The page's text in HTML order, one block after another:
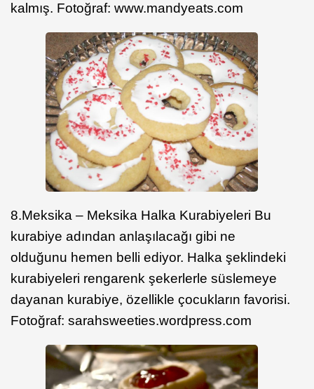
kalmış. Fotoğraf: www.mandyeats.com
8.Meksika – Meksika Halka Kurabiyeleri Bu
kurabiye adından anlaşılacağı gibi ne
olduğunu hemen belli ediyor. Halka şeklindeki
kurabiyeleri rengarenk şekerlerle süslemeye
dayanan kurabiye, özellikle çocukların favorisi.
Fotoğraf: sarahsweeties.wordpress.com